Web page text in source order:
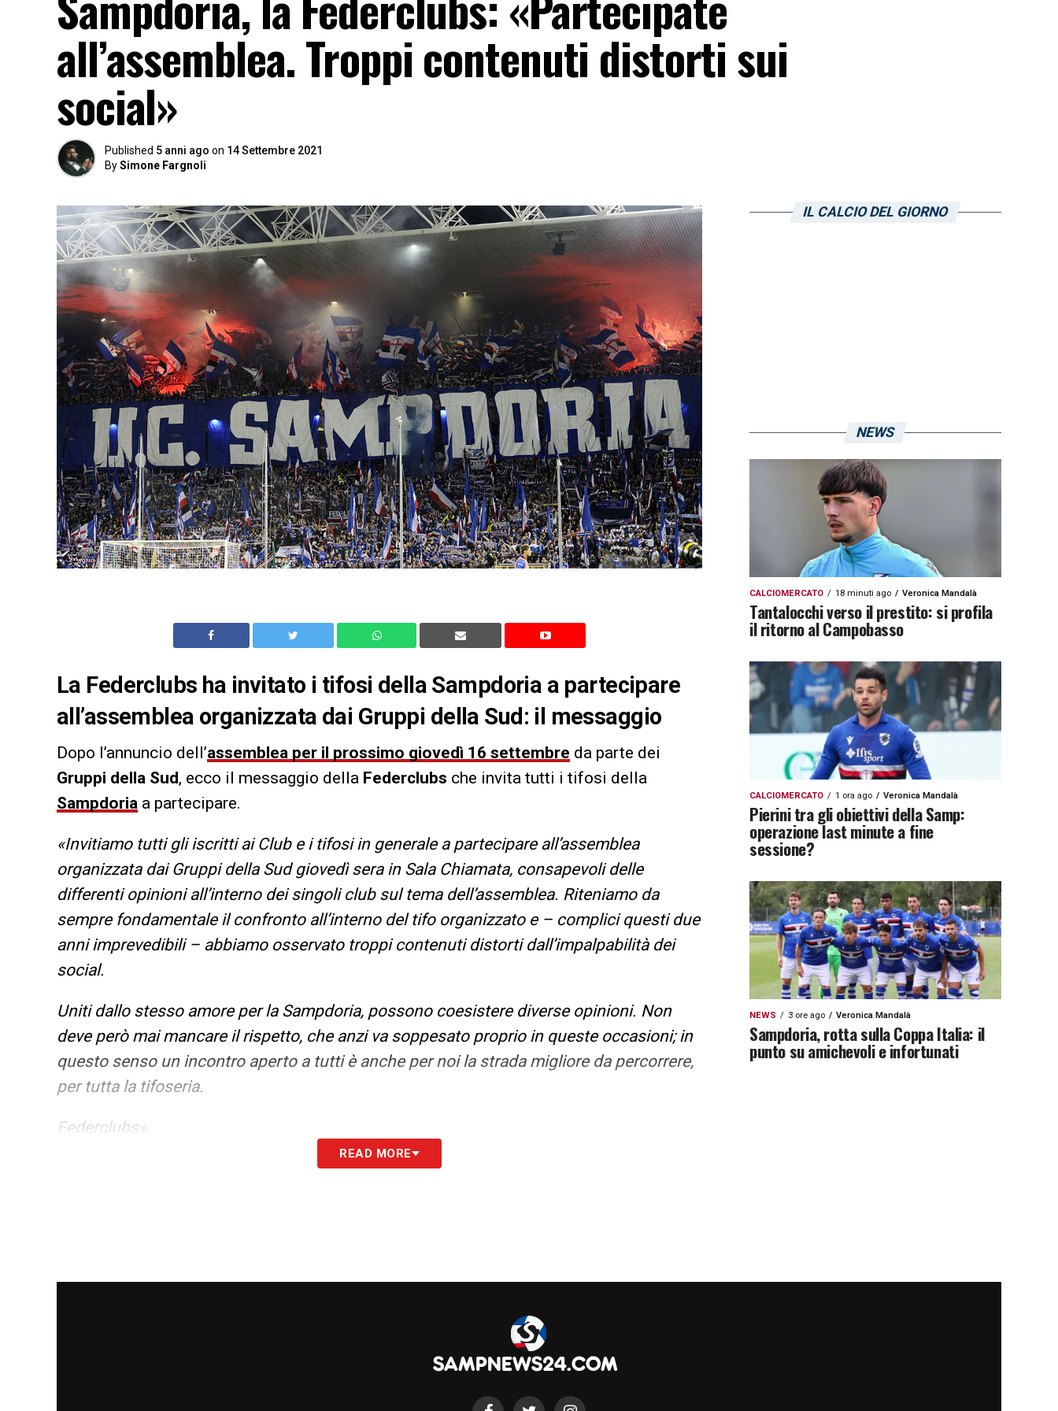
all’assemblea. Troppi contenuti distorti sui
social»
Published 5 anni ago on 14 Settembre 2021
BySimone Fargnoli
La Federclubs ha invitato i tifosi della Sampdoria a partecipare
all’assemblea organizzata dai Gruppi della Sud: il messaggio
Dopo l’annuncio dell’assemblea per il prossimo giovedì 16 settembre da parte dei
Gruppi della Sud, ecco il messaggio della Federclubs che invita tutti i tifosi della
Sampdoria a partecipare.
«Invitiamo tutti gli iscritti ai Club e i tifosi in generale a partecipare all’assemblea
organizzata dai Gruppi della Sud giovedì sera in Sala Chiamata, consapevoli delle
differenti opinioni all’interno dei singoli club sul tema dell’assemblea. Riteniamo da
sempre fondamentale il confronto all’interno del tifo organizzato e – complici questi due
anni imprevedibili – abbiamo osservato troppi contenuti distorti dall’impalpabilità dei
social.
Uniti dallo stesso amore per la Sampdoria, possono coesistere diverse opinioni. Non
deve però mai mancare il rispetto, che anzi va soppesato proprio in queste occasioni; in
questo senso un incontro aperto a tutti è anche per noi la strada migliore da percorrere,
per tutta la tifoseria.
Federclubs».
READ MORE
IL CALCIO DEL GIORNO
NEWS
CALCIOMERCATO 18 minuti ago Veronica Mandalà
Tantalocchi verso il prestito: si profila
il ritorno al Campobasso
CALCIOMERCATO 1 ora ago Veronica Mandalà
Pierini tra gli obiettivi della Samp:
operazione last minute a fine
sessione?
NEWS 3 ore ago Veronica Mandalà
Sampdoria, rotta sulla Coppa Italia: il
punto su amichevoli e infortunati